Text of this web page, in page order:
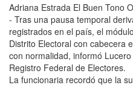
Adriana Estrada El Buen Tono
- Tras una pausa temporal
registrados en el país, el
Distrito Electoral con cabecera
con normalidad, informó
Registro Federal de Electores.
La funcionaria recordó que la